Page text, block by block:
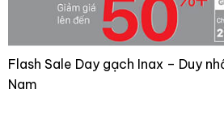
Flash Sale Day gạch Inax – Duy
Nam